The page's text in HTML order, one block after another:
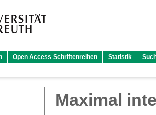
Open Access Schriftenreihen Statistik
Maximal